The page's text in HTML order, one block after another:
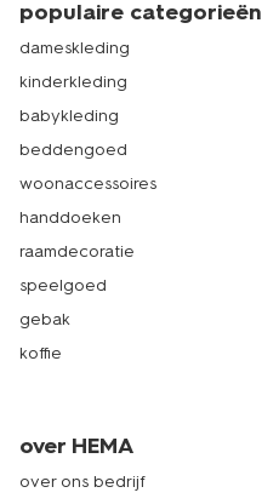
populaire categorieën
dameskleding
kinderkleding
babykleding
beddengoed
woonaccessoires
handdoeken
raamdecoratie
speelgoed
gebak
koffie
over HEMA
over ons bedrijf